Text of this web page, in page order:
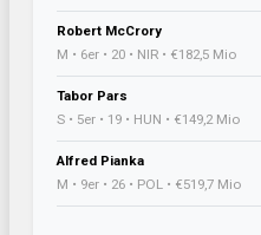
Robert McCrory
M • 6er • 20 • NIR • €182,5 Mio
Tabor Pars
S • 5er • 19 • HUN • €149,2 Mio
Alfred Pianka
M • 9er • 26 • POL • €519,7 Mio